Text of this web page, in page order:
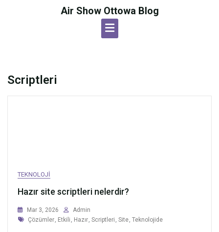
Air Show Ottowa Blog
Scriptleri
TEKNOLOJI
Hazır site scriptleri nelerdir?
Mar 3, 2026
Admin
Tags
Çözümler, Etkili , Hazır, Scriptleri , Site, Teknolojide